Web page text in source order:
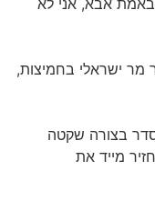
אבא, אני לא
מר ישראלי בחמיצות,
בצורה שקטה
מייד את